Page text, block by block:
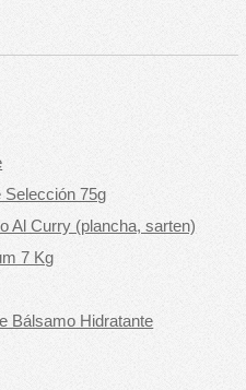
75g
Al Curry (plancha, sarten)
7 Kg
Bálsamo Hidratante